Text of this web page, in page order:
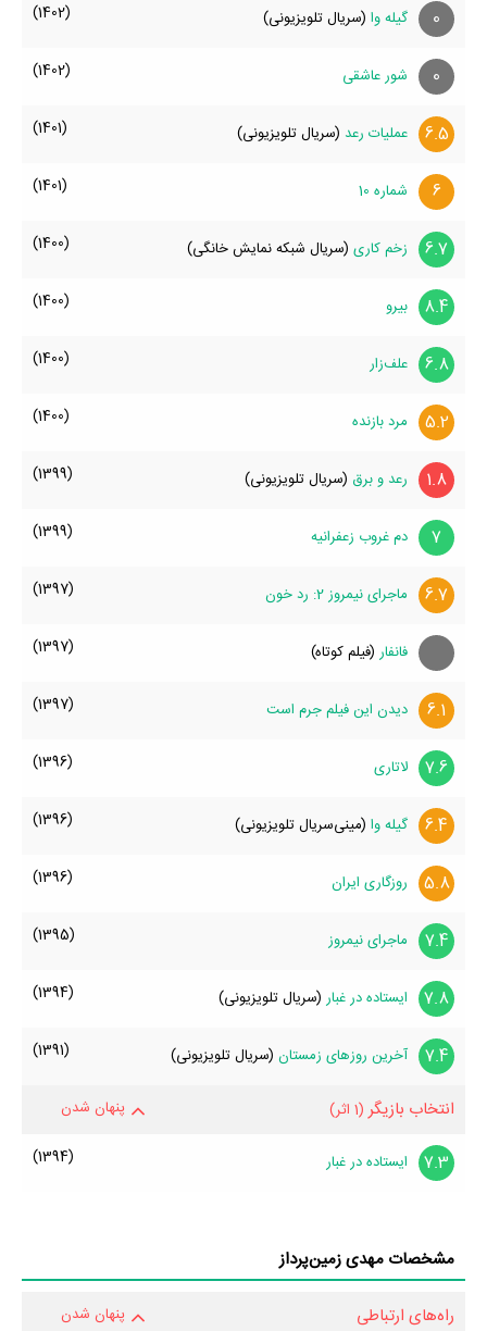
0 گیله وا (سریال تلویزیونی) (1402)
0 شور عاشقی (1402)
6.5 عملیات رعد (سریال تلویزیونی) (1401)
6 شماره 10 (1401)
6.7 زخم کاری (سریال شبکه نمایش خانگی) (1400)
8.4 بیرو (1400)
6.8 علف‌زار (1400)
5.2 مرد بازنده (1400)
1.8 رعد و برق (سریال تلویزیونی) (1399)
7 دم غروب زعفرانیه (1399)
6.7 ماجرای نیمروز 2: رد خون (1397)
فانفار (فیلم کوتاه) (1397)
6.1 دیدن این فیلم جرم است (1397)
7.6 لاتاری (1396)
6.4 گیله وا (مینی‌سریال تلویزیونی) (1396)
5.8 روزگاری ایران (1396)
7.4 ماجرای نیمروز (1395)
7.8 ایستاده در غبار (سریال تلویزیونی) (1394)
7.4 آخرین روزهای زمستان (سریال تلویزیونی) (1391)
انتخاب بازیگر (1 اثر) پنهان شدن
7.3 ایستاده در‌ غبار (1394)
مشخصات مهدی زمین‌پرداز
راه‌های ارتباطی پنهان شدن